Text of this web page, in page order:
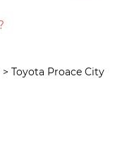
> Toyota Proace City